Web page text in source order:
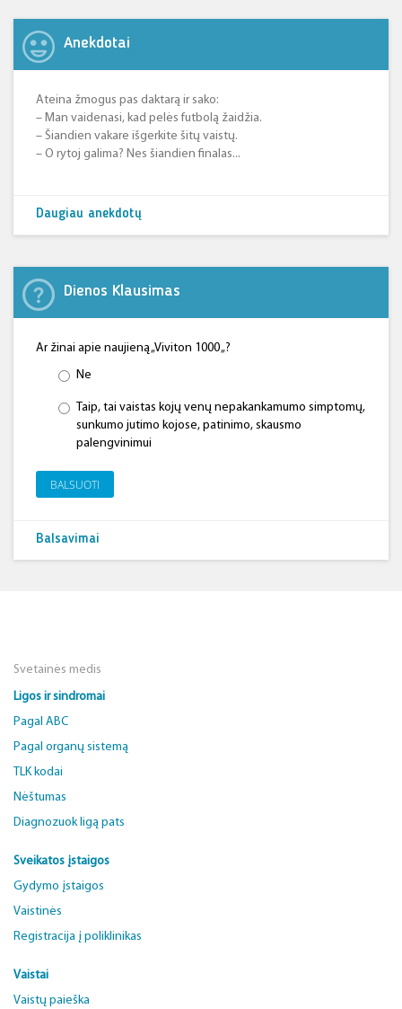
Anekdotai
Ateina žmogus pas daktarą ir sako:
– Man vaidenasi, kad pelės futbolą žaidžia.
– Šiandien vakare išgerkite šitų vaistų.
– O rytoj galima? Nes šiandien finalas...
Daugiau anekdotų
Dienos Klausimas
Ar žinai apie naujieną „Viviton 1000 „?
Ne
Taip, tai vaistas kojų venų nepakankamumo simptomų,
sunkumo jutimo kojose, patinimo, skausmo
palengvinimui
BALSUOTI
Balsavimai
Svetainės medis
Ligos ir sindromai
Pagal ABC
Pagal organų sistemą
TLK kodai
Nėštumas
Diagnozuok ligą pats
Sveikatos įstaigos
Gydymo įstaigos
Vaistinės
Registracija į poliklinikas
Vaistai
Vaistų paieška